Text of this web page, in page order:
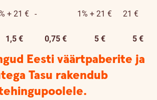
+ 21 € - 1% + 21 €
21 €
1,5 € 0,75 € 5 € 5 €
Eesti väärtpaberite ja
Tasu rakendub